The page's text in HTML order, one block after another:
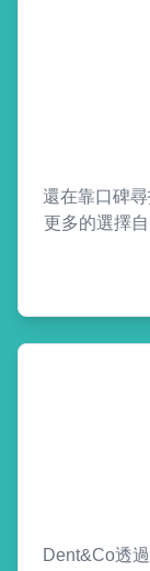
還在靠口碑
更多的選擇
Dent&Co透